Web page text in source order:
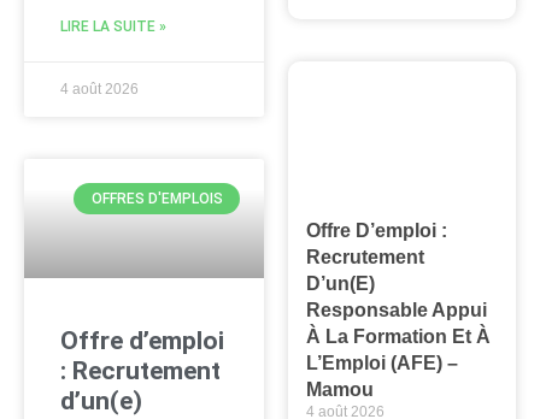
LIRE LA SUITE »
4 août 2026
OFFRES D'EMPLOIS
Offre d’emploi
: Recrutement
d’un(e)
Offre D’emploi :
Recrutement
D’un(e)
Responsable Appui
À La Formation Et À
L’Emploi (AFE) –
Mamou
4 août 2026